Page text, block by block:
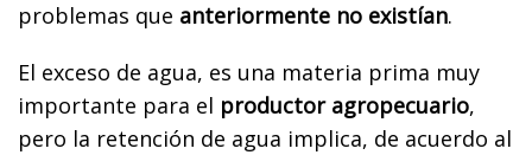
problemas que anteriormente no existían.
El exceso de agua, es una materia prima muy
importante para el productor agropecuario,
pero la retención de agua implica, de acuerdo al